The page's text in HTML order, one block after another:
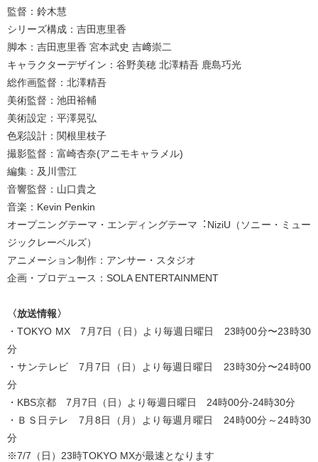
監督：鈴⽊慧
シリーズ構成：吉⽥恵⾥⾹
脚本：吉⽥恵⾥⾹ 宮本武史 吉﨑崇⼆
キャラクターデザイン：⾕野美穂 北澤精吾 ⿅島巧光
総作画監督：北澤精吾
美術監督：池⽥裕輔
美術設定：平澤晃弘
⾊彩設計：関根⾥枝⼦
撮影監督：富崎杏奈(アニモキャラメル)
編集：及川雪江
⾳響監督：⼭⼝貴之
⾳楽：Kevin Penkin
オープニングテーマ・エンディングテーマ︓NiziU（ソニー・ミュー
ジックレーベルズ）
アニメーション制作：アンサー・スタジオ
企画・プロデュース：SOLA ENTERTAINMENT
〈放送情報〉
・TOKYO MX 7月7日（日）より毎週日曜日 23時00分〜23時30
分
・サンテレビ 7月7日（日）より毎週日曜日 23時30分〜24時00
分
・KBS京都 7月7日（日）より毎週日曜日 24時00分-24時30分
・ＢＳ日テレ 7月8日（月）より毎週月曜日 24時00分～24時30
分
※7/7（日）23時TOKYO MXが最速となります